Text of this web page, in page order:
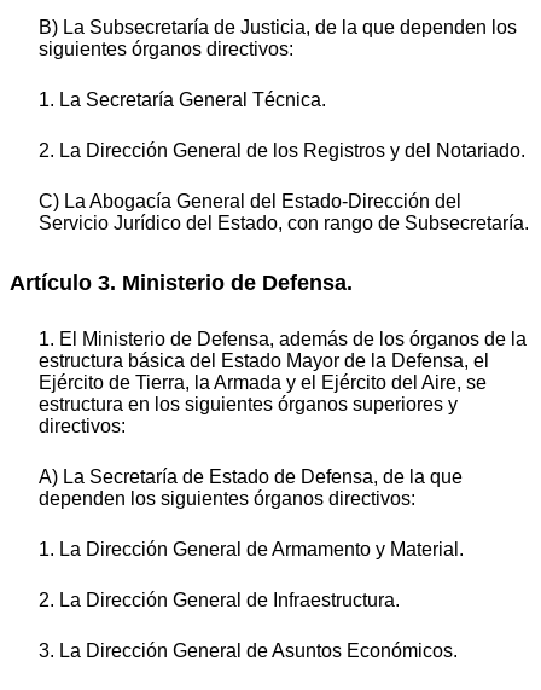
B) La Subsecretaría de Justicia, de la que dependen los
siguientes órganos directivos:
1. La Secretaría General Técnica.
2. La Dirección General de los Registros y del Notariado.
C) La Abogacía General del Estado-Dirección del
Servicio Jurídico del Estado, con rango de Subsecretaría.
Artículo 3. Ministerio de Defensa.
1. El Ministerio de Defensa, además de los órganos de la
estructura básica del Estado Mayor de la Defensa, el
Ejército de Tierra, la Armada y el Ejército del Aire, se
estructura en los siguientes órganos superiores y
directivos:
A) La Secretaría de Estado de Defensa, de la que
dependen los siguientes órganos directivos:
1. La Dirección General de Armamento y Material.
2. La Dirección General de Infraestructura.
3. La Dirección General de Asuntos Económicos.